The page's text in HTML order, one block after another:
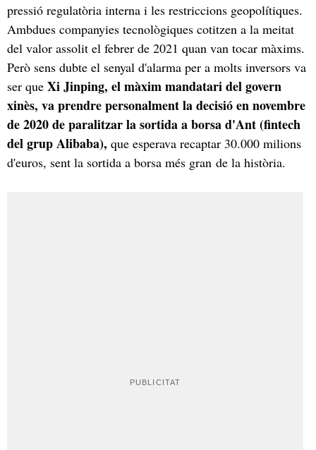
pressió regulatòria interna i les restriccions geopolítiques.
Ambdues companyies tecnològiques cotitzen a la meitat
del valor assolit el febrer de 2021 quan van tocar màxims.
Però sens dubte el senyal d'alarma per a molts inversors va
ser que Xi Jinping, el màxim mandatari del govern
xinès, va prendre personalment la decisió en novembre
de 2020 de paralitzar la sortida a borsa d'Ant (fintech
del grup Alibaba), que esperava recaptar 30.000 milions
d'euros, sent la sortida a borsa més gran de la història.